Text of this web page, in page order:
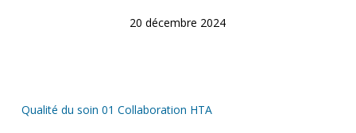
20 décembre 2024
Qualité du soin 01 Collaboration HTA